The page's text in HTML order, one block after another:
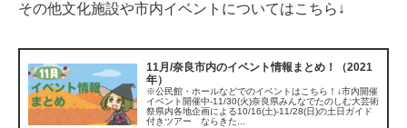
その他文化施設や市内イベントについてはこちら↓
11月/奈良市内のイベント情報まとめ！（2021
年）
※公民館・ホールなどでのイベントはこちら！↓市内開催
イベント開催中-11/30(火)奈良県みんなでたのしむ大芸術
祭県内各地企画による10/16(土)-11/28(日)の土日ガイド
付きツアー ならきた...